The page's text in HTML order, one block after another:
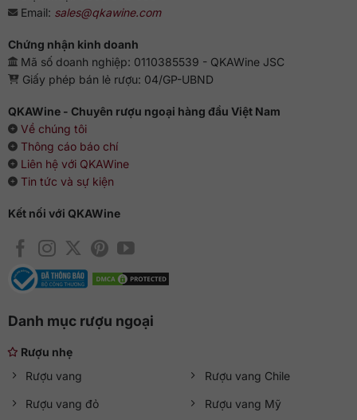
Email: sales@qkawine.com
Chứng nhận kinh doanh
Mã số doanh nghiệp: 0110385539 - QKAWine JSC
Giấy phép bán lẻ rượu: 04/GP-UBND
QKAWine - Chuyên rượu ngoại hàng đầu Việt Nam
Về chúng tôi
Thông cáo báo chí
Liên hệ với QKAWine
Tin tức và sự kiện
Kết nối với QKAWine
Danh mục rượu ngoại
Rượu nhẹ
Rượu vang
Rượu vang đỏ
Rượu vang Chile
Rượu vang Mỹ